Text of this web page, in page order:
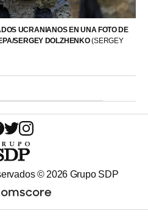
UCRANIANOS EN UNA FOTO DE
SERGEY DOLZHENKO(SERGEY
© 2026 Grupo SDP